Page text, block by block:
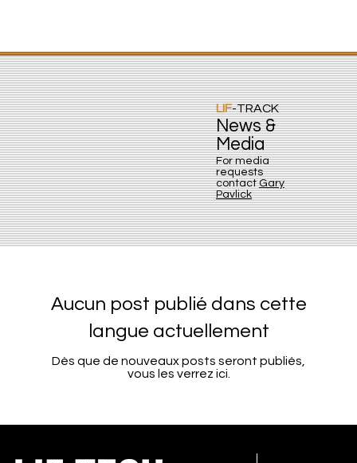
For media
requests
contactGary
Pavlick
News &
Media
LIF-TRACK
Aucun post publié dans cette
langue actuellement
Dès que de nouveaux posts seront publiés,
vous les verrez ici.